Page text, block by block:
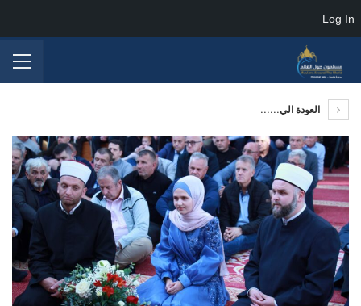
العودة الي......
Log In